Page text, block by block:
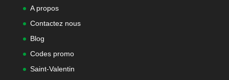
A propos
Contactez nous
Blog
Codes promo
Saint-Valentin